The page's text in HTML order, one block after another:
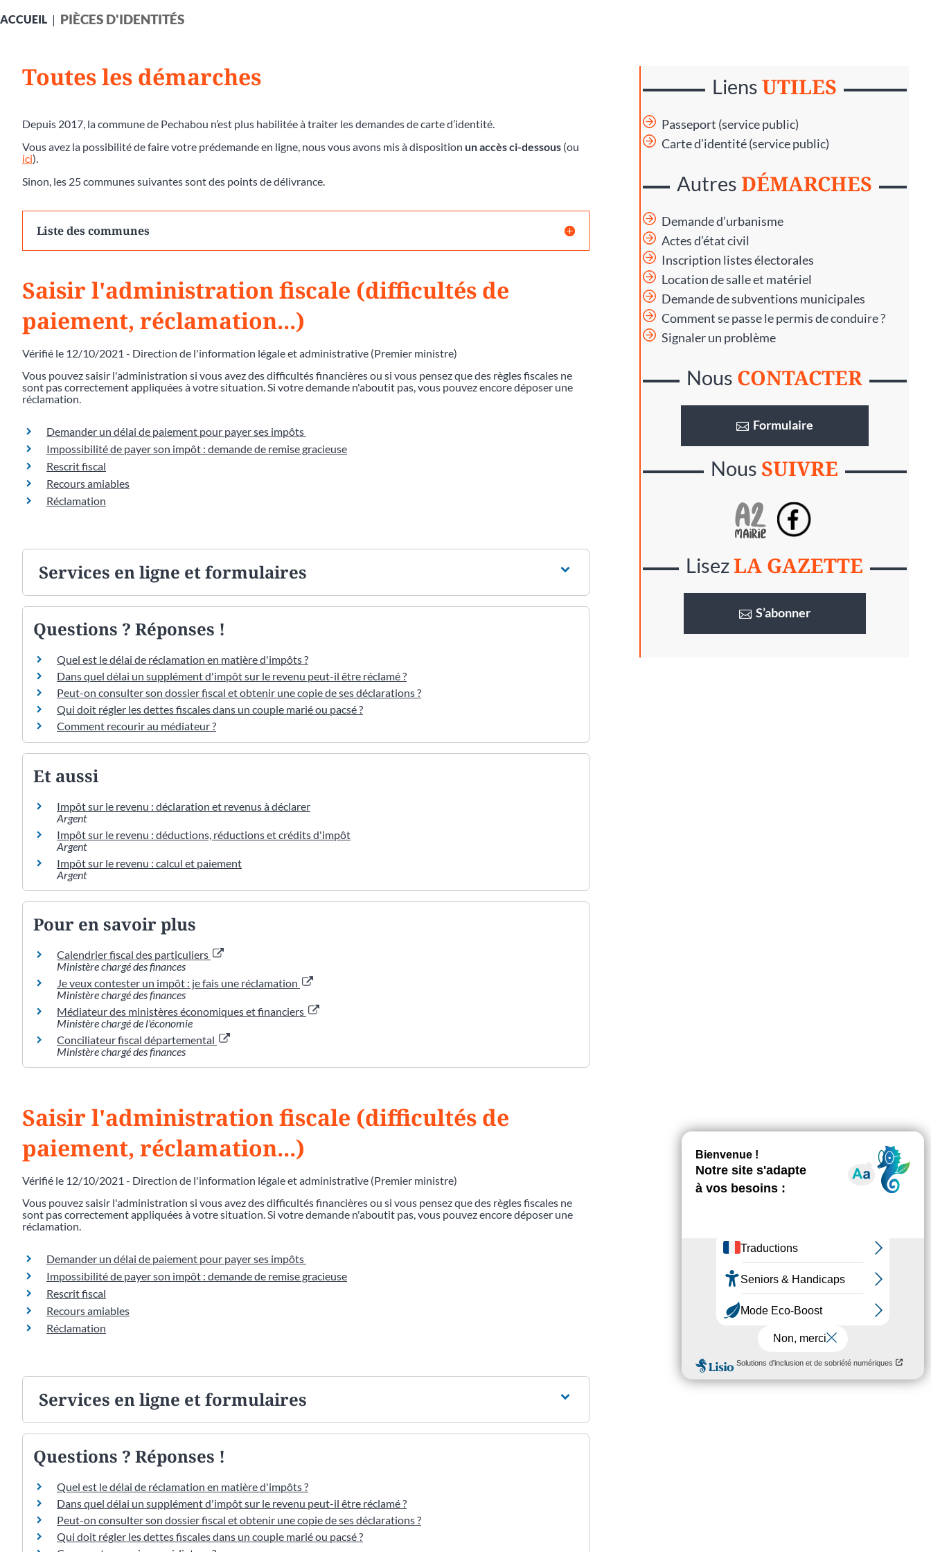
ACCUEIL PIÈCES D'IDENTITÉS
Toutes les démarches
Depuis 2017, la commune de Pechabou n’est plus habilitée à traiter les demandes de carte d’identité.
Vous avez la possibilité de faire votre prédemande en ligne, nous vous avons mis à disposition un accès ci-dessous (ou
ici).
Sinon, les 25 communes suivantes sont des points de délivrance.
Liste des communes
Saisir l'administration fiscale (difficultés de
paiement, réclamation...)
Vérifié le 12/10/2021 - Direction de l'information légale et administrative (Premier ministre)
Vous pouvez saisir l'administration si vous avez des difficultés financières ou si vous pensez que des règles fiscales ne
sont pas correctement appliquées à votre situation. Si votre demande n'aboutit pas, vous pouvez encore déposer une
réclamation.
Demander un délai de paiement pour payer ses impôts
Impossibilité de payer son impôt : demande de remise gracieuse
Rescrit fiscal
Recours amiables
Réclamation
Services en ligne et formulaires
Questions ? Réponses !
Quel est le délai de réclamation en matière d'impôts ?
Dans quel délai un supplément d'impôt sur le revenu peut-il être réclamé ?
Peut-on consulter son dossier fiscal et obtenir une copie de ses déclarations ?
Qui doit régler les dettes fiscales dans un couple marié ou pacsé ?
Comment recourir au médiateur ?
Et aussi
Impôt sur le revenu : déclaration et revenus à déclarer
Argent
Impôt sur le revenu : déductions, réductions et crédits d'impôt
Argent
Impôt sur le revenu : calcul et paiement
Argent
Pour en savoir plus
Calendrier fiscal des particuliers
Ministère chargé des finances
Je veux contester un impôt : je fais une réclamation
Ministère chargé des finances
Médiateur des ministères économiques et financiers
Ministère chargé de l'économie
Conciliateur fiscal départemental
Ministère chargé des finances
Saisir l'administration fiscale (difficultés de
paiement, réclamation...)
Vérifié le 12/10/2021 - Direction de l'information légale et administrative (Premier ministre)
Vous pouvez saisir l'administration si vous avez des difficultés financières ou si vous pensez que des règles fiscales ne
sont pas correctement appliquées à votre situation. Si votre demande n'aboutit pas, vous pouvez encore déposer une
réclamation.
Demander un délai de paiement pour payer ses impôts
Impossibilité de payer son impôt : demande de remise gracieuse
Rescrit fiscal
Recours amiables
Réclamation
Services en ligne et formulaires
Questions ? Réponses !
Quel est le délai de réclamation en matière d'impôts ?
Dans quel délai un supplément d'impôt sur le revenu peut-il être réclamé ?
Peut-on consulter son dossier fiscal et obtenir une copie de ses déclarations ?
Qui doit régler les dettes fiscales dans un couple marié ou pacsé ?
LiensUTILES
Passeport (service public)
Carte d’identité (service public)
AutresDÉMARCHES
Demande d’urbanisme
Actes d’état civil
Inscription listes électorales
Location de salle et matériel
Demande de subventions municipales
Comment se passe le permis de conduire ?
Signaler un problème
Nous CONTACTER
Formulaire
Nous SUIVRE
LisezLA GAZETTE
S’abonner